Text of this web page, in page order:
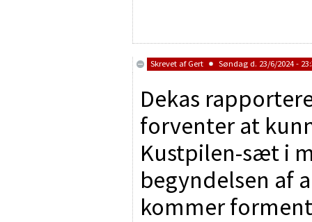
Skrevet af Gert Søndag d. 23/6/2024 -
Dekas
forventer at
Kustpilen-sæt i
begyndelsen af
kommer